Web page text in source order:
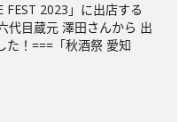
FEST 2023」に出店する
代目蔵元 澤田さんから 出
た！===「秋酒祭 愛知